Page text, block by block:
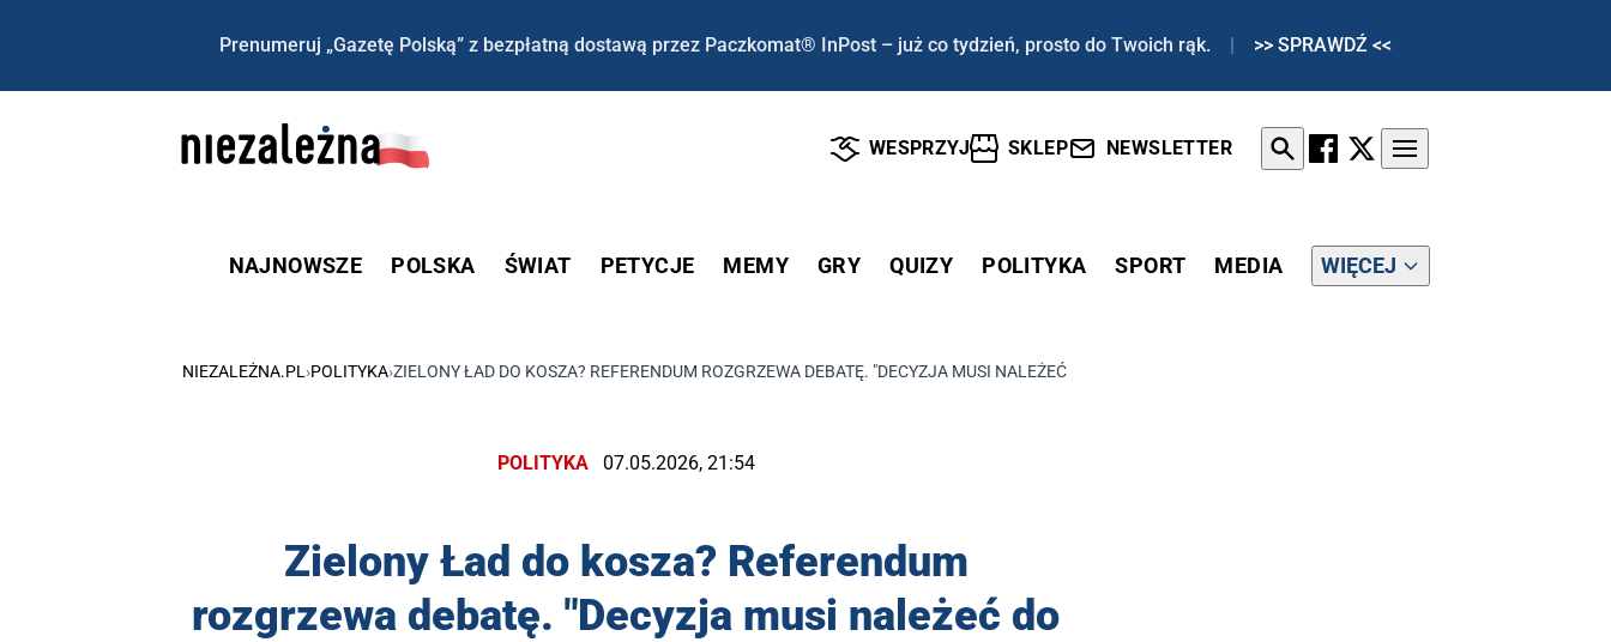
Prenumeruj „Gazetę Polską” z bezpłatną dostawą przez Paczkomat® InPost – już co tydzień, prosto do Twoich rąk. | >> SPRAWDŹ <<
WESPRZYJ SKLEP NEWSLETTER
NAJNOWSZE POLSKA ŚWIAT PETYCJE MEMY GRY QUIZY POLITYKA SPORT MEDIA WIĘCEJ
NIEZALEŻNA.PL ›POLITYKA›ZIELONY ŁAD DO KOSZA? REFERENDUM ROZGRZEWA DEBATĘ. "DECYZJA MUSI NALEŻEĆ DO POLAKÓW"
POLITYKA 07.05.2026, 21:54
Zielony Ład do kosza? Referendum
rozgrzewa debatę. "Decyzja musi należeć do